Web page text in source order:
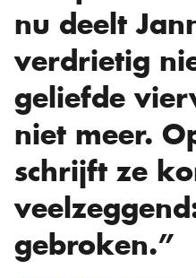
nu deelt
verdrietig
geliefde
niet meer.
schrijft ze
gebroken.”